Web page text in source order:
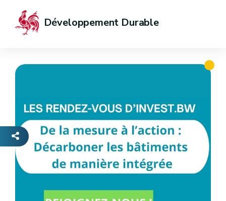
Développement Durable